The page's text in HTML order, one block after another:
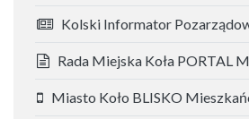
Kolski Informator
Rada Miejska Koła PORTAL
Miasto Koło BLISKO